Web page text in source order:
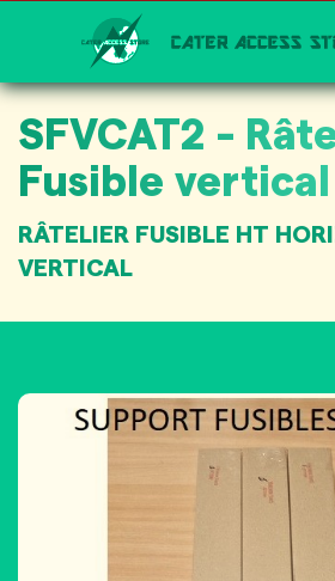
SFVCAT2 -
Fusible vertical
RÂTELIER FUSIBLE HT
VERTICAL